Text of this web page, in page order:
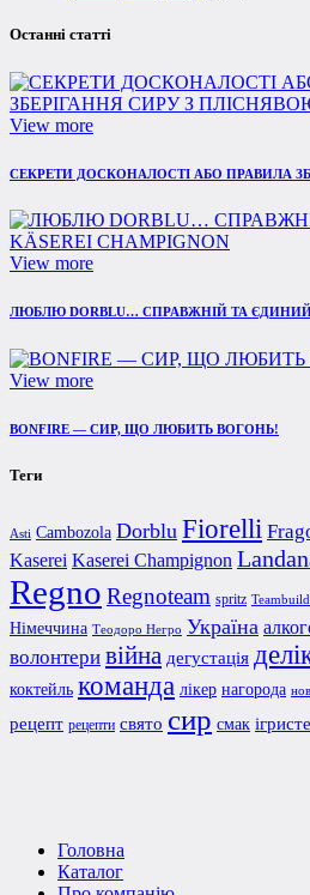
Останні статті
View more
СЕКРЕТИ ДОСКОНАЛОСТІ АБО ПРАВИЛА
View more
ЛЮБЛЮ DORBLU… СПРАВЖНІЙ ТА ЄДИНИЙ
View more
BONFIRE — СИР, ЩО ЛЮБИТЬ ВОГОНЬ!
Теги
Asti Cambozola Dorblu Fiorelli
Kaserei Kaserei Champignon
Regno Regnoteam spritz
Німеччина Теодоро Негро Україна
волонтери війна дегустація
коктейль команда лікер нагорода
рецепт рецепти свято сир смак ігристе
Головна
Каталог